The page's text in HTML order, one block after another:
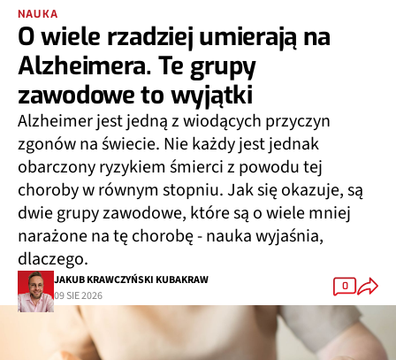
NAUKA
O wiele rzadziej umierają na
Alzheimera. Te grupy
zawodowe to wyjątki
Alzheimer jest jedną z wiodących przyczyn
zgonów na świecie. Nie każdy jest jednak
obarczony ryzykiem śmierci z powodu tej
choroby w równym stopniu. Jak się okazuje, są
dwie grupy zawodowe, które są o wiele mniej
narażone na tę chorobę - nauka wyjaśnia,
dlaczego.
JAKUB KRAWCZYŃSKI KUBAKRAW
09 SIE 2026
0